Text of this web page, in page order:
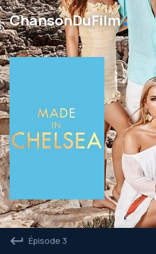
ChansonDuFilm․
Épisode 3